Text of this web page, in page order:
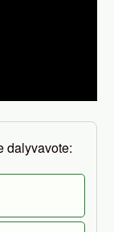
dalyvavote: